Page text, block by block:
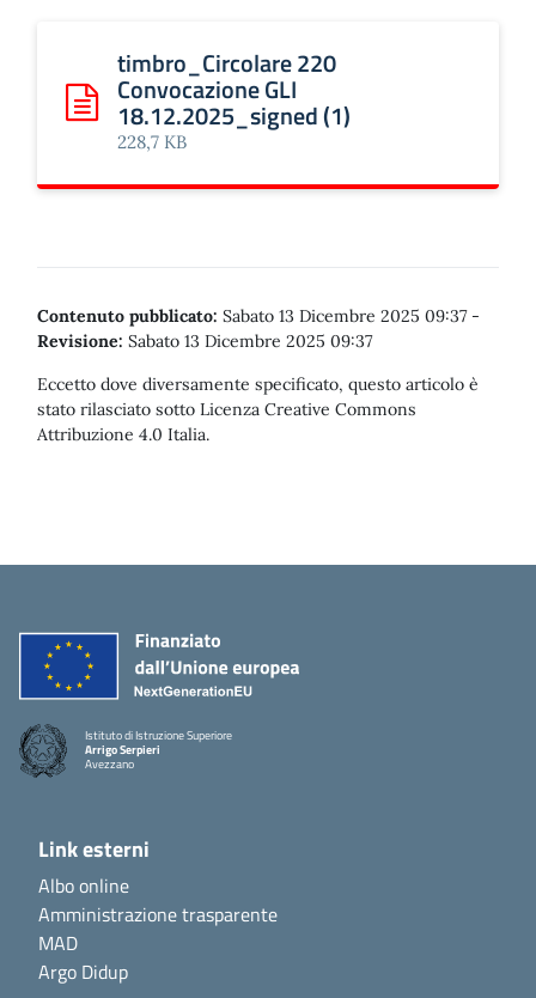
Scarica: timbro_Circolare 220 Convocazione GLI
timbro_Circolare 220
Convocazione GLI
18.12.2025_signed (1)
228,7 KB
Contenuto pubblicato: Sabato 13 Dicembre 2025 09:37 -
Revisione: Sabato 13 Dicembre 2025 09:37
Eccetto dove diversamente specificato, questo articolo è
stato rilasciato sotto Licenza Creative Commons
Attribuzione 4.0 Italia.
Istituto di Istruzione Superiore
Arrigo Serpieri
Avezzano
Link esterni
Albo online
Amministrazione trasparente
MAD
Argo Didup